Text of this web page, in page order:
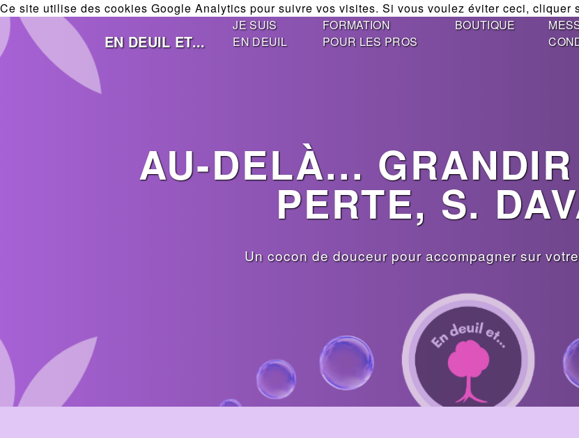
Ce site utilise des cookies Google Analytics pour suivre vos visites. Si vous voulez éviter ceci, cliquer
EN DEUIL ET...
JE SUIS
EN DEUIL
FORMATION
POUR LES PROS
BOUTIQUE
AU-DELÀ...
PERTE, S.
Un cocon de douceur pour accompagner sur